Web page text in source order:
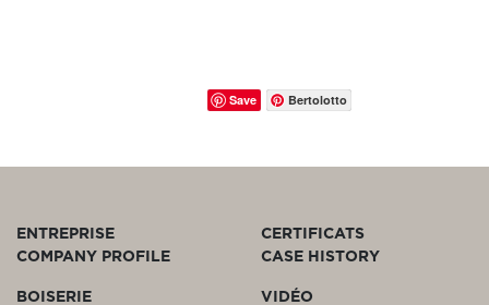
Save Bertolotto
ENTREPRISE
COMPANY PROFILE
CERTIFICATS
CASE HISTORY
BOISERIE
VIDÉO